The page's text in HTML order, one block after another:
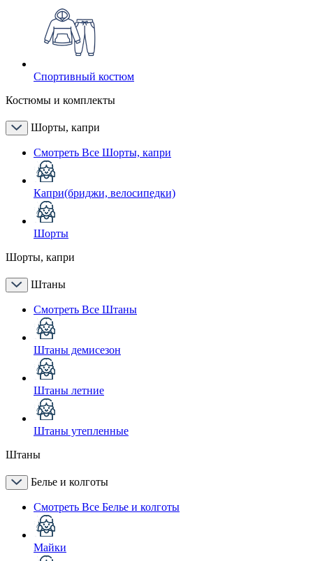
Спортивный костюм
Костюмы и комплекты
Шорты, капри
Смотреть Все Шорты, капри
Капри(бриджи, велосипедки)
Шорты
Шорты, капри
Штаны
Смотреть Все Штаны
Штаны демисезон
Штаны летние
Штаны утепленные
Штаны
Белье и колготы
Смотреть Все Белье и колготы
Майки